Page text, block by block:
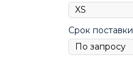
Срок поставки